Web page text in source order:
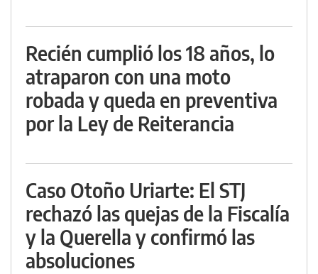
Recién cumplió los 18 años, lo
atraparon con una moto
robada y queda en preventiva
por la Ley de Reiterancia
Caso Otoño Uriarte: El STJ
rechazó las quejas de la Fiscalía
y la Querella y confirmó las
absoluciones